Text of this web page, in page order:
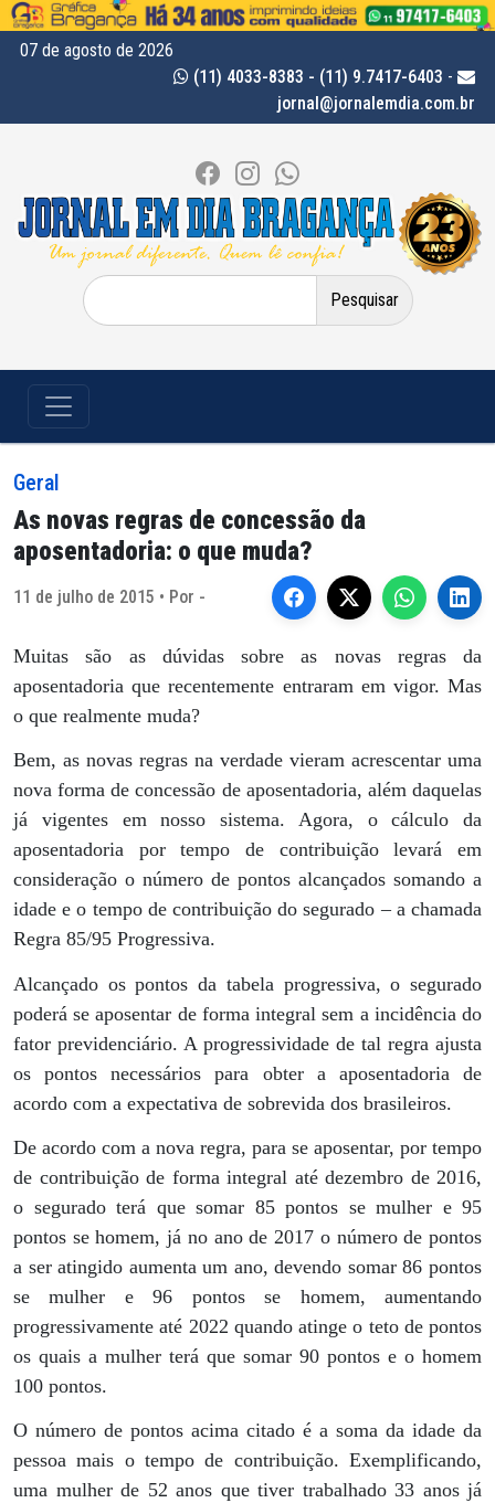
07 de agosto de 2026
(11) 4033-8383 - (11) 9.7417-6403 -
jornal@jornalemdia.com.br
Pesquisar
por:
Geral
As novas regras de concessão da
aposentadoria: o que muda?
11 de julho de 2015 • Por -
Muitas são as dúvidas sobre as novas regras da
aposentadoria que recentemente entraram em vigor. Mas
o que realmente muda?
Bem, as novas regras na verdade vieram acrescentar uma
nova forma de concessão de aposentadoria, além daquelas
já vigentes em nosso sistema. Agora, o cálculo da
aposentadoria por tempo de contribuição levará em
consideração o número de pontos alcançados somando a
idade e o tempo de contribuição do segurado – a chamada
Regra 85/95 Progressiva.
Alcançado os pontos da tabela progressiva, o segurado
poderá se aposentar de forma integral sem a incidência do
fator previdenciário. A progressividade de tal regra ajusta
os pontos necessários para obter a aposentadoria de
acordo com a expectativa de sobrevida dos brasileiros.
De acordo com a nova regra, para se aposentar, por tempo
de contribuição de forma integral até dezembro de 2016,
o segurado terá que somar 85 pontos se mulher e 95
pontos se homem, já no ano de 2017 o número de pontos
a ser atingido aumenta um ano, devendo somar 86 pontos
se mulher e 96 pontos se homem, aumentando
progressivamente até 2022 quando atinge o teto de pontos
os quais a mulher terá que somar 90 pontos e o homem
100 pontos.
O número de pontos acima citado é a soma da idade da
pessoa mais o tempo de contribuição. Exemplificando,
uma mulher de 52 anos que tiver trabalhado 33 anos já